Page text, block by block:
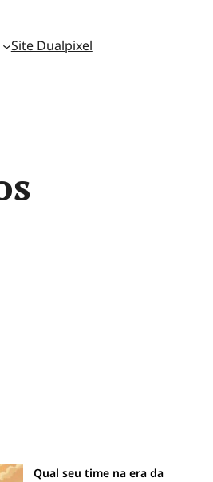
Site Dualpixel
Qual seu time na era da